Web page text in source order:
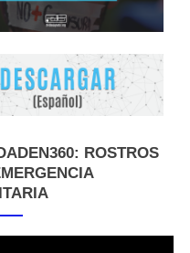
ROSTROS